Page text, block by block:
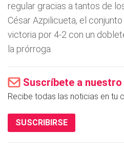
regular gracias a tantos de
César Azpilicueta, el
victoria por 4-2 con un
la prórroga.
Suscríbete a
Recibe todas las noticias en tu
SUSCRIBIRSE